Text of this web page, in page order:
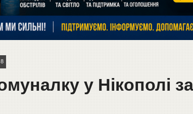
8
у Нікополі